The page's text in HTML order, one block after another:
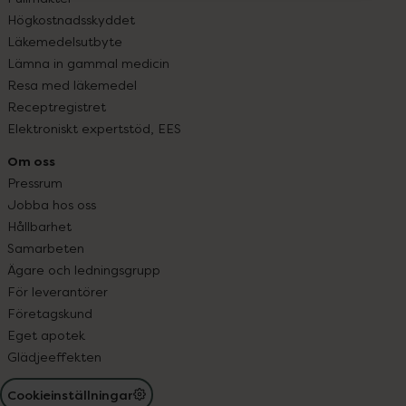
Högkostnadsskyddet
Läkemedelsutbyte
Lämna in gammal medicin
Resa med läkemedel
Receptregistret
Elektroniskt expertstöd, EES
Om oss
Pressrum
Jobba hos oss
Hållbarhet
Samarbeten
Ägare och ledningsgrupp
För leverantörer
Företagskund
Eget apotek
Glädjeeffekten
Cookieinställningar